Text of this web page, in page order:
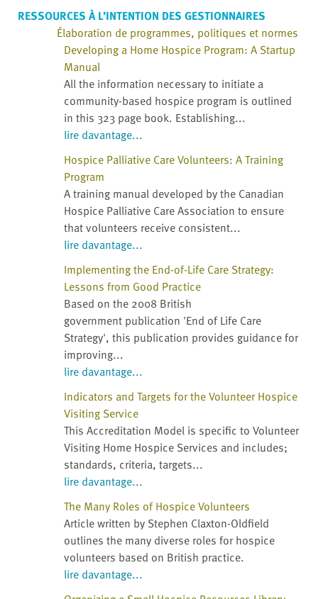
RESSOURCES À L’INTENTION DES GESTIONNAIRES
Élaboration de programmes, politiques et normes
Developing a Home Hospice Program: A Startup
Manual
All the information necessary to initiate a
community-based hospice program is outlined
in this 323 page book. Establishing...
lire davantage...
Hospice Palliative Care Volunteers: A Training
Program
A training manual developed by the Canadian
Hospice Palliative Care Association to ensure
that volunteers receive consistent...
lire davantage...
Implementing the End-of-Life Care Strategy:
Lessons from Good Practice
Based on the 2008 British
government publication 'End of Life Care
Strategy', this publication provides guidance for
improving...
lire davantage...
Indicators and Targets for the Volunteer Hospice
Visiting Service
This Accreditation Model is specific to Volunteer
Visiting Home Hospice Services and includes;
standards, criteria, targets...
lire davantage...
The Many Roles of Hospice Volunteers
Article written by Stephen Claxton-Oldfield
outlines the many diverse roles for hospice
volunteers based on British practice.
lire davantage...